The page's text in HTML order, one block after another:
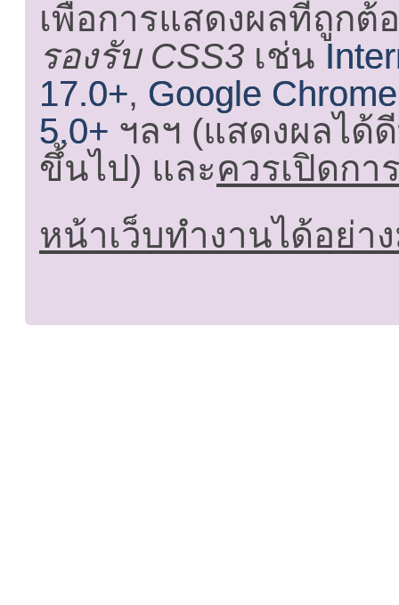
เพื่อการแสดงผลที่ถูกต้
รองรับ CSS3 เช่น
17.0+, Google
5.0+ ฯลฯ (แสดงผลได้
ขึ้นไป) และควรเปิดกา
หน้าเว็บทำงานได้อย่า